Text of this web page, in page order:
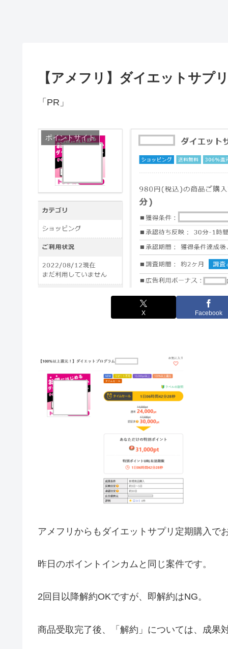
【アメフリ】ダイエットサプ
「PR」
ポイントサイト
X Facebook
アメフリからもダイエットサプリ定期購入で
昨日のポイントインカムと同じ案件です。
2回目以降解約OKですが、即解約はNG。
商品受取完了後、「解約」については、成果対